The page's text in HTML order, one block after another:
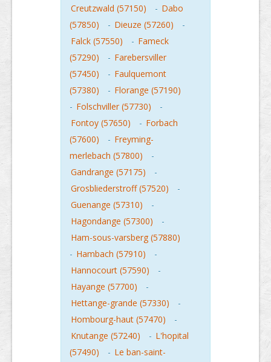
Creutzwald (57150)
- Dabo
(57850)
- Dieuze (57260)
-
Falck (57550)
- Fameck
(57290)
- Farebersviller
(57450)
- Faulquemont
(57380)
- Florange (57190)
- Folschviller (57730)
-
Fontoy (57650)
- Forbach
(57600)
- Freyming-
merlebach (57800)
-
Gandrange (57175)
-
Grosbliederstroff (57520)
-
Guenange (57310)
-
Hagondange (57300)
-
Ham-sous-varsberg (57880)
- Hambach (57910)
-
Hannocourt (57590)
-
Hayange (57700)
-
Hettange-grande (57330)
-
Hombourg-haut (57470)
-
Knutange (57240)
- L'hopital
(57490)
- Le ban-saint-